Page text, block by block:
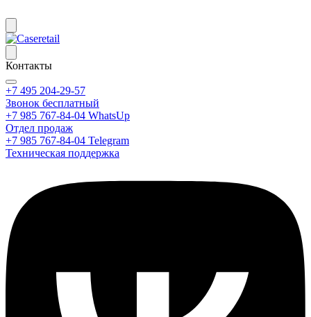
Контакты
+7 495 204-29-57
Звонок бесплатный
+7 985 767-84-04 WhatsUp
Отдел продаж
+7 985 767-84-04 Telegram
Техническая поддержка